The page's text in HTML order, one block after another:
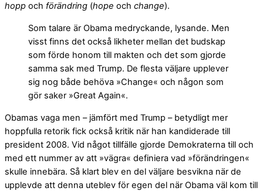
hopp och förändring (hope och change).
Som talare är Obama medryckande, lysande. Men
visst finns det också likheter mellan det budskap
som förde honom till makten och det som gjorde
samma sak med Trump. De flesta väljare upplever
sig nog både behöva »Change« och någon som
gör saker »Great Again«.
Obamas vaga men – jämfört med Trump – betydligt mer
hoppfulla retorik fick också kritik när han kandiderade till
president 2008. Vid något tillfälle gjorde Demokraterna till och
med ett nummer av att »vägra« definiera vad »förändringen«
skulle innebära. Så klart blev en del väljare besvikna när de
upplevde att denna uteblev för egen del när Obama väl kom till